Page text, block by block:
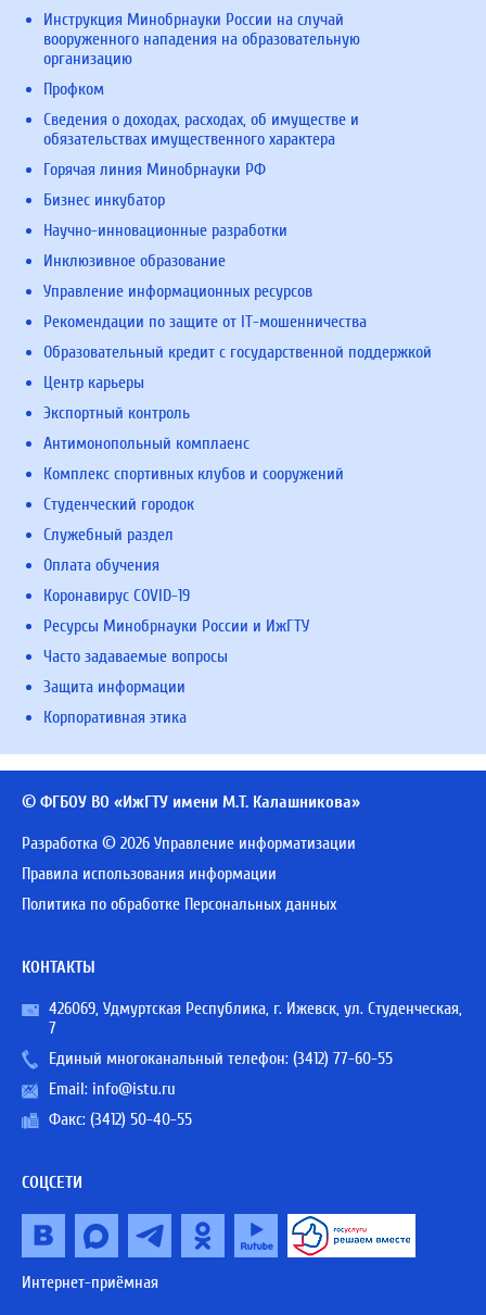
Инструкция Минобрнауки России на случай
вооруженного нападения на образовательную
организацию
Профком
Сведения о доходах, расходах, об имуществе и
обязательствах имущественного характера
Горячая линия Минобрнауки РФ
Бизнес инкубатор
Научно-инновационные разработки
Инклюзивное образование
Управление информационных ресурсов
Рекомендации по защите от IT-мошенничества
Образовательный кредит с государственной поддержкой
Центр карьеры
Экспортный контроль
Антимонопольный комплаенс
Комплекс спортивных клубов и сооружений
Студенческий городок
Служебный раздел
Оплата обучения
Коронавирус COVID-19
Ресурсы Минобрнауки России и ИжГТУ
Часто задаваемые вопросы
Защита информации
Корпоративная этика
© ФГБОУ ВО «ИжГТУ имени М.Т. Калашникова»
Разработка © 2026 Управление информатизации
Правила использования информации
Политика по обработке Персональных данных
КОНТАКТЫ
426069, Удмуртская Республика, г. Ижевск, ул. Студенческая,
7
Единый многоканальный телефон: (3412) 77-60-55
Email: info@istu.ru
Факс: (3412) 50-40-55
СОЦСЕТИ
Интернет-приёмная